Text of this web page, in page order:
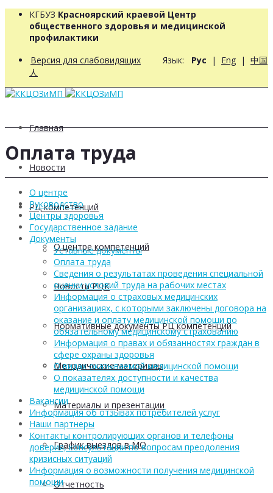
КГБУЗ Красноярский краевой Центр
общественного здоровья и медицинской
профилактики
Версия для слабовидящих Язык: Рус | Eng | 中国
人
Главная
Новости
РЦ компетенций
О центре компетенций
Новости РЦК
Нормативные документы РЦ компетенций
Методические материалы
Материалы и презентации
График выездов в МО
Отчетность
Оплата труда
О центре
Руководство
Центры здоровья
Государственное задание
Документы
Уставные документы
Оплата труда
Сведения о результатах проведения специальной
оценки условий труда на рабочих местах
Информация о страховых медицинских
организациях, с которыми заключены договора на
оказание и оплату медицинской помощи по
обязательному медицинскому страхованию
Информация о правах и обязанностях граждан в
сфере охраны здоровья
О видах оказываемой медицинской помощи
О показателях доступности и качества
медицинской помощи
Вакансии
Информация об отзывах потребителей услуг
Наши партнеры
Контакты контролирующих органов и телефоны
доверия, консультации по вопросам преодоления
кризисных ситуаций
Информация о возможности получения медицинской
помощи